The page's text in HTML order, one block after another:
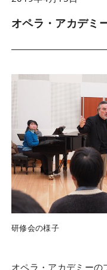
オペラ・アカデミ
研修会の様子
オペラ・アカデミー